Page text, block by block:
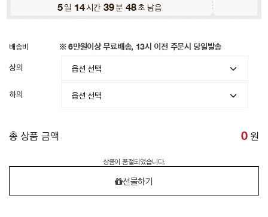
5일 14시간 39분 45초 남음
배송비 ※ 6만원이상 무료배송, 13시 이전 주문시 당일발송
상의
하의
총 상품 금액 0 원
상품이 품절되었습니다.
선물하기